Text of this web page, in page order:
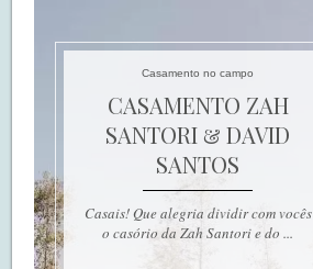
Casamento no campo
CASAMENTO ZAH
SANTORI & DAVID
SANTOS
Casais! Que alegria dividir com vocês
o casório da Zah Santori e do ...